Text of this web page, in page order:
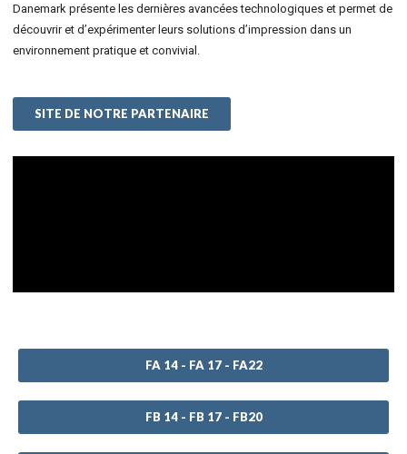
Danemark présente les dernières avancées technologiques et permet de
découvrir et d’expérimenter leurs solutions d’impression dans un
environnement pratique et convivial.
SITE DE NOTRE PARTENAIRE
FA 14 - FA 17 - FA22
FB 14 - FB 17 - FB20